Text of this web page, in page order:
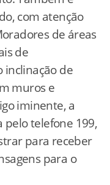
com atenção
de áreas
de
inclinação de
muros e
iminente, a
pelo telefone 199,
para receber
para o